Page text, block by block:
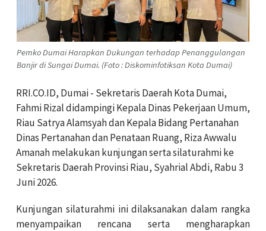
Pemko Dumai Harapkan Dukungan terhadap Penanggulangan
Banjir di Sungai Dumai. (Foto : Diskominfotiksan Kota Dumai)
RRI.CO.ID, Dumai - Sekretaris Daerah Kota Dumai,
Fahmi Rizal didampingi Kepala Dinas Pekerjaan Umum,
Riau Satrya Alamsyah dan Kepala Bidang Pertanahan
Dinas Pertanahan dan Penataan Ruang, Riza Awwalu
Amanah melakukan kunjungan serta silaturahmi ke
Sekretaris Daerah Provinsi Riau, Syahrial Abdi, Rabu 3
Juni 2026.
Kunjungan silaturahmi ini dilaksanakan dalam rangka
menyampaikan rencana serta mengharapkan